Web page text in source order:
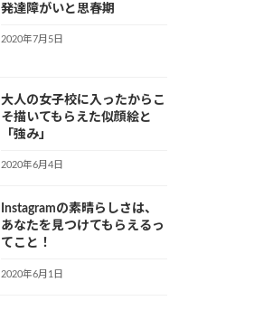
発達障がいと思春期
2020年7月5日
大人の女子校に入ったからこ
そ描いてもらえた似顔絵と
「強み」
2020年6月4日
Instagramの素晴らしさは、
あなたを見つけてもらえるっ
てこと！
2020年6月1日